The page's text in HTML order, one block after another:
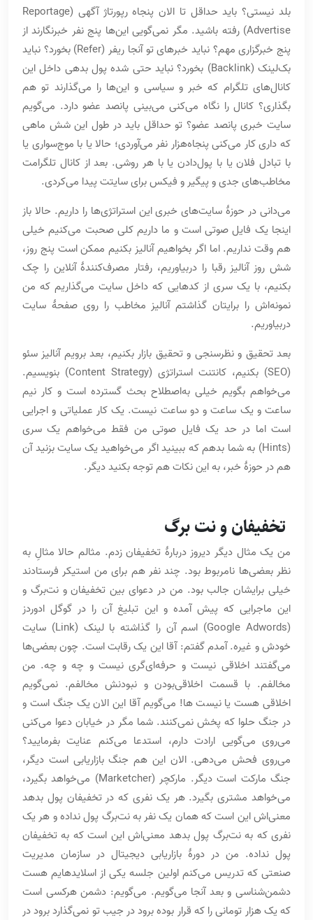
بلد نیستی؟ باید حداقل تا الان پنجاه رپورتاژ آگهی (Reportage
Advertise) رفته باشید. مگر نمی‌گویی این‌ها پنج نفر خبرنگارند از
پنج خبرگزاری مهم؟ نباید خبرهای تو آنجا ریفر (Refer) بخورد؟ نباید
بک‌لینک (Backlink) بخورد؟ نباید حتی شده پول بدهی داخل این
کانال‌های تلگرام که خبر و سیاسی و این‌ها را می‌گذارند تو هم
بگذاری؟ کانال را نگاه می‌کنی می‌بینی پانصد عضو دارد. می‌گویم
سایت خبری پانصد عضو؟ تو حداقل باید در طول این شش ماهی
که داری کار می‌کنی پنجاه‌هزار نفر می‌آوردی؛ حالا یا با موج‌سواری یا
با تبادل فلان یا با پول‌دادن یا با هر روشی. بعد از کانال تلگرامت
مخاطب‌های جدی و پیگیر و فیکس برای سایتت پیدا می‌کردی.
می‌دانی در حوزۀ سایت‌های خبری این استراتژی‌ها را داریم. حالا باز
اینجا یک فایل صوتی است و ما داریم کلی صحبت می‌کنیم خیلی
هم وقت نداریم. اما اگر بخواهیم آنالیز بکنیم ممکن است پنج روز،
شش روز آنالیز رقبا را دربیاوریم، رفتار مصرف‌کنندۀ آنلاین را چک
بکنیم، با یک سری از کدهایی که داخل سایت می‌گذاریم که من
نمونه‌اش را برایتان گذاشتم آنالیز مخاطب را روی صفحۀ سایت
دربیاوریم.
بعد تحقیق و نظرسنجی و تحقیق بازار بکنیم، بعد برویم آنالیز سئو
(SEO) بکنیم، کانتنت استراتژی (Content Strategy) بنویسیم.
می‌خواهم بگویم خیلی به‌اصطلاح بحث گسترده است و کار نیم
ساعت و یک ساعت و دو ساعت نیست. یک کار عملیاتی و اجرایی
است اما در حد یک فایل صوتی من فقط می‌خواهم یک سری
(Hints) به شما بدهم که ببینید اگر می‌خواهید یک سایت بزنید آن
هم در حوزۀ خبر، به این نکات هم توجه بکنید دیگر.
تخفیفان و نت برگ
من یک مثال دیگر دیروز دربارۀ تخفیفان زدم. مثالم حالا مثالِ به
نظر بعضی‌ها نامربوط بود. چند نفر هم برای من استیکر فرستادند
خیلی برایشان جالب بود. من در دعوای بین تخفیفان و نت‌برگ و
این ماجرایی که پیش آمده و این تبلیغ آن را در گوگل ادوردز
(Google Adwords) اسم آن را گذاشته با لینک (Link) سایت
خودش و غیره. آمدم گفتم: آقا این یک رقابت است. چون بعضی‌ها
می‌گفتند اخلاقی نیست و حرفه‌ای‌گری نیست و چه و چه. من
مخالفم. با قسمت اخلاقی‌بودن و نبودنش مخالفم. نمی‌گویم
اخلاقی هست یا نیست ها! می‌گویم آقا این الان یک جنگ است و
در جنگ حلوا که پخش نمی‌کنند. شما مگر در خیابان دعوا می‌کنی
می‌روی می‌گویی ارادت دارم، استدعا می‌کنم عنایت بفرمایید؟
می‌روی فحش می‌دهی. الان این هم جنگ بازاریابی است دیگر،
جنگ مارکت است دیگر. مارکچر (Marketcher) می‌خواهد بگیرد،
می‌خواهد مشتری بگیرد. هر یک نفری که در تخفیفان پول بدهد
معنی‌اش این است که همان یک نفر به نت‌برگ پول نداده و هر یک
نفری که به نت‌برگ پول بدهد معنی‌اش این است که به تخفیفان
پول نداده. من در دورۀ بازاریابی دیجیتال در سازمان مدیریت
صنعتی که تدریس می‌کنم اولین جلسه یکی از اسلایدهایم هست
دشمن‌شناسی و بعد آنجا می‌گویم. می‌گویم: دشمن هرکسی است
که یک هزار تومانی را که قرار بوده برود در جیب تو نمی‌گذارد برود در